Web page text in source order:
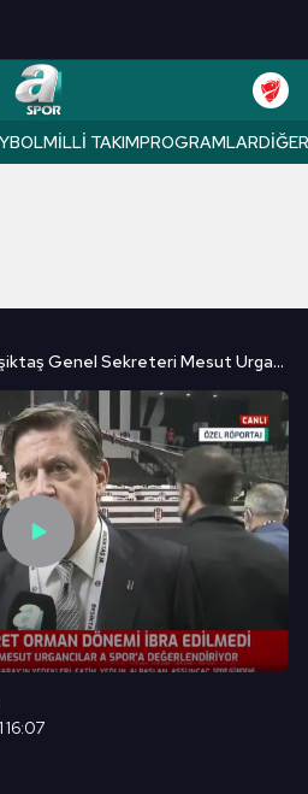
MILLI TAKIMPROGRAMLARDIĞER
BEŞİKTAŞ HABERLERİ - Beşiktaş Genel Sekreteri Mesut Urgancılar A Spor'a konuştu! "Hukuki boyutlar..."
16:07